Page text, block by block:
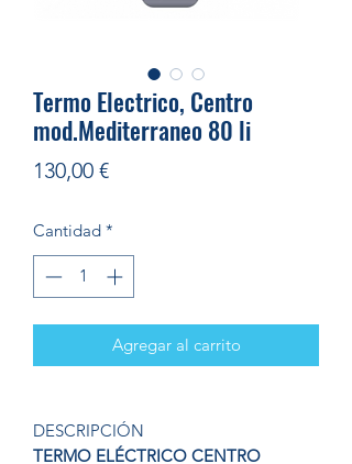
Termo Electrico, Centro
mod.Mediterraneo 80 li
130,00 €Precio
Cantidad *
Agregar al carrito
DESCRIPCIÓN
TERMO ELÉCTRICO CENTRO